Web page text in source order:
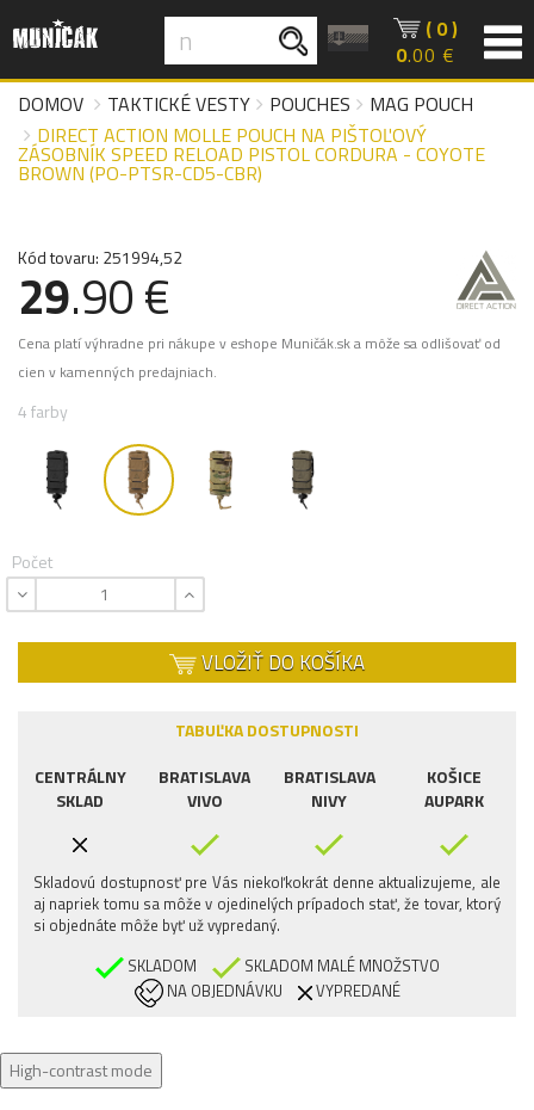
( 0 )
0.00 €
DOMOV
TAKTICKÉ VESTY POUCHES
MAG POUCH
DIRECT ACTION MOLLE POUCH NA PIŠTOĽOVÝ
ZÁSOBNÍK SPEED RELOAD PISTOL CORDURA - COYOTE
BROWN (PO-PTSR-CD5-CBR)
Kód tovaru: 251994,52
29.90 €
Cena platí výhradne pri nákupe v eshope Muničák.sk a môže sa odlišovať od
cien v kamenných predajniach.
4 farby
Počet
VLOŽIŤ DO KOŠÍKA
TABUĽKA DOSTUPNOSTI
CENTRÁLNY
SKLAD
BRATISLAVA
VIVO
BRATISLAVA
NIVY
KOŠICE
AUPARK
Skladovú dostupnosť pre Vás niekoľkokrát denne aktualizujeme, ale
aj napriek tomu sa môže v ojedinelých prípadoch stať, že tovar, ktorý
si objednáte môže byť už vypredaný.
SKLADOM
SKLADOM MALÉ MNOŽSTVO
NA OBJEDNÁVKU
VYPREDANÉ
High-contrast mode